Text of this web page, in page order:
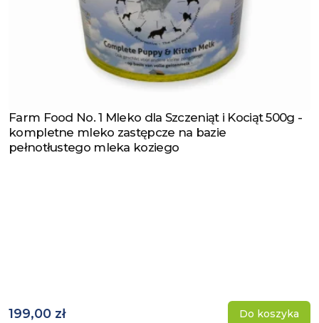
Zobacz produkt
Farm Food No. 1 Mleko dla Szczeniąt i Kociąt 500g -
kompletne mleko zastępcze na bazie
pełnotłustego mleka koziego
199,00 zł Do koszyka